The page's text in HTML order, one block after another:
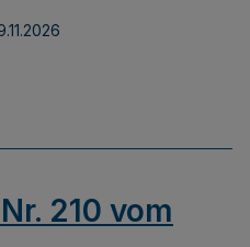
210 vom